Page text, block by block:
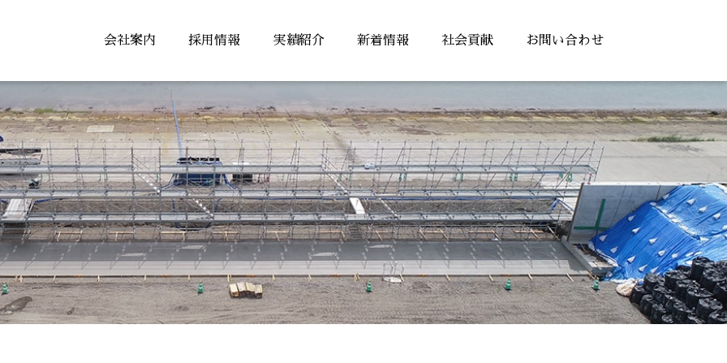
会社案内 採用情報 実績紹介 新着情報 社会貢献 お問い合わせ